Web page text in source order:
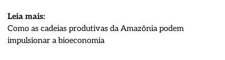
Leia mais:
Como as cadeias produtivas da Amazônia podem
impulsionar a bioeconomia: